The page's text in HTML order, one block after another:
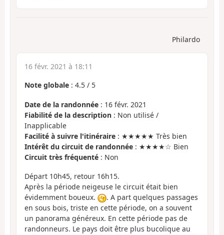
Philardo
16 févr. 2021 à 18:11
Note globale : 4.5 / 5
Date de la randonnée : 16 févr. 2021
Fiabilité de la description : Non utilisé /
Inapplicable
Facilité à suivre l'itinéraire : ★★★★★ Très bien
Intérêt du circuit de randonnée : ★★★★☆ Bien
Circuit très fréquenté : Non
Départ 10h45, retour 16h15.
Après la période neigeuse le circuit était bien
évidemment boueux.
. A part quelques passages
en sous bois, triste en cette période, on a souvent
un panorama généreux. En cette période pas de
randonneurs. Le pays doit être plus bucolique au